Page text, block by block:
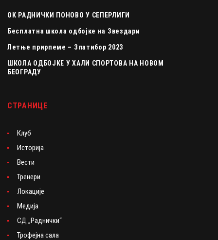
ОК РАДНИЧКИ ПОНОВО У СЕПЕРЛИГИ
Бесплатна школа одбојке на Звездари
Летње прирпеме – Златибор 2023
ШКОЛА ОДБОЈКЕ У ХАЛИ СПОРТОВА НА НОВОМ
БЕОГРАДУ
СТРАНИЦЕ
Клуб
Историја
Вести
Тренери
Локације
Медија
СД „Раднички“
Трофејна сала